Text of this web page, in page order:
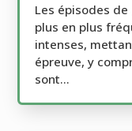
Les épisodes
plus en plus
intenses,
épreuve, y
sont...